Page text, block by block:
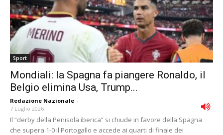
Sport
Mondiali: la Spagna fa piangere Ronaldo, il
Belgio elimina Usa, Trump...
Redazione Nazionale -
7 Luglio 2026
Il “derby della Penisola iberica” si chiude in favore della Spagna
che supera 1-0 il Portogallo e accede ai quarti di finale dei